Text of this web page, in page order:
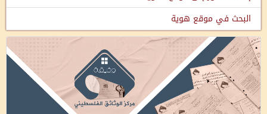
البحث في موقع هوية